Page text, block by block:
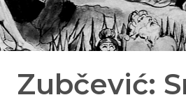
Zubčević: